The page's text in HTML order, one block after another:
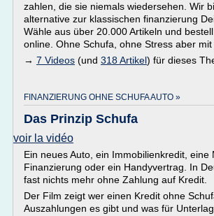
zahlen, die sie niemals wiedersehen. Wir
alternative zur klassischen finanzierung
Wähle aus über 20.000 Artikeln und
online. Ohne Schufa, ohne Stress aber mit
→ 7 Videos (und 318 Artikel) für dieses
FINANZIERUNG OHNE SCHUFA AUTO »
Das Prinzip Schufa
voir la vidéo
Ein neues Auto, ein Immobilienkredit, eine
Finanzierung oder ein Handyvertrag. In
fast nichts mehr ohne Zahlung auf Kredit.
Der Film zeigt wer einen Kredit ohne
Auszahlungen es gibt und was für